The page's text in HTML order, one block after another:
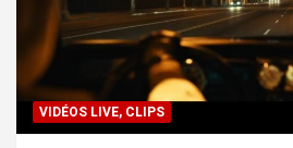
VIDÉOS LIVE, CLIPS